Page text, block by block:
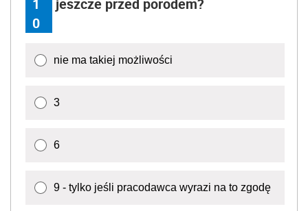
1
0
jeszcze przed porodem?
nie ma takiej możliwości
3
6
9 - tylko jeśli pracodawca wyrazi na to zgodę